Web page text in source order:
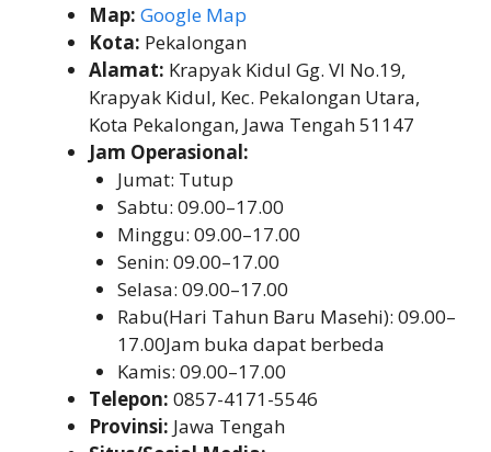
Map: Google Map
Kota: Pekalongan
Alamat: Krapyak Kidul Gg. VI No.19,
Krapyak Kidul, Kec. Pekalongan Utara,
Kota Pekalongan, Jawa Tengah 51147
Jam Operasional:
Jumat: Tutup
Sabtu: 09.00–17.00
Minggu: 09.00–17.00
Senin: 09.00–17.00
Selasa: 09.00–17.00
Rabu(Hari Tahun Baru Masehi): 09.00–
17.00Jam buka dapat berbeda
Kamis: 09.00–17.00
Telepon: 0857-4171-5546
Provinsi: Jawa Tengah